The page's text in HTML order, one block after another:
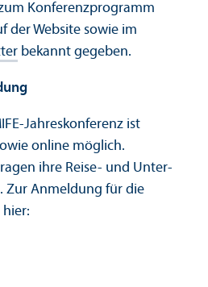
Konferenz­programm
der Website sowie im
bekannt gegeben.
Jahreskonferenz ist
online möglich.
ihre Reise- und Unter­
Zur Anmeldung für die
hier: